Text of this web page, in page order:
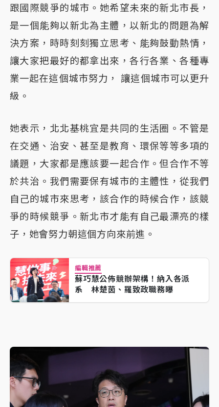
跟國際競爭的城市。她希望未來的新北市長，
是一個能夠以新北為主體，以新北的問題為解
決方案，時時刻刻獨立思考、能夠鼓動熱情，
讓大家把最好的都拿出來，各行各業、各種專
業一起在這個城市努力， 讓這個城市可以更升
級。
她表示，北北基桃宜是共同的生活圈。不管是
在交通、治安、甚至是教育、環保等等多項的
議題，大家都是應該要一起合作。但合作不等
於共治。我們需要保有城市的主體性，從我們
自己的城市來思考，該合作的時候合作，該競
爭的時候競爭。新北市才能有自己最漂亮的樣
子，她會努力朝這個方向來前進。
編輯推薦
蘇巧慧公佈競辦架構！納入各派
系 林楚茵、羅致政職務曝